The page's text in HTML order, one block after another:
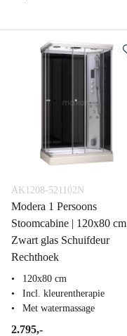
AK1208-521102N
Modera 1 Persoons
Stoomcabine | 120x80 cm
Zwart glas Schuifdeur
Rechthoek
120x80 cm
Incl. kleurentherapie
Met watermassage
2.795,-